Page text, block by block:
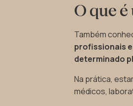
O que
Também
profissionais
determinado
Na prática,
médicos,